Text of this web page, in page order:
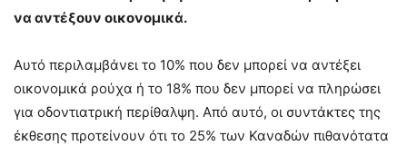
να αντέξουν οικονομικά.
Αυτό περιλαμβάνει το 10% που δεν μπορεί να αντέξει
οικονομικά ρούχα ή το 18% που δεν μπορεί να πληρώσει
για οδοντιατρική περίθαλψη. Από αυτό, οι συντάκτες της
έκθεσης προτείνουν ότι το 25% των Καναδών πιθανότατα